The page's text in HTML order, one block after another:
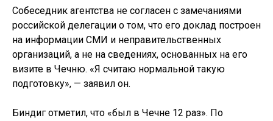
Собеседник агентства не согласен с замечаниями
российской делегации о том, что его доклад построен
на информации СМИ и неправительственных
организаций, а не на сведениях, основанных на его
визите в Чечню. «Я считаю нормальной такую
подготовку», — заявил он.
Биндиг отметил, что «был в Чечне 12 раз». По